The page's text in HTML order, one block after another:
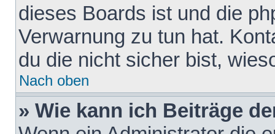
dieses Boards ist und die
Verwarnung zu tun hat.
du die nicht sicher bist,
Nach oben
» Wie kann ich Beiträge